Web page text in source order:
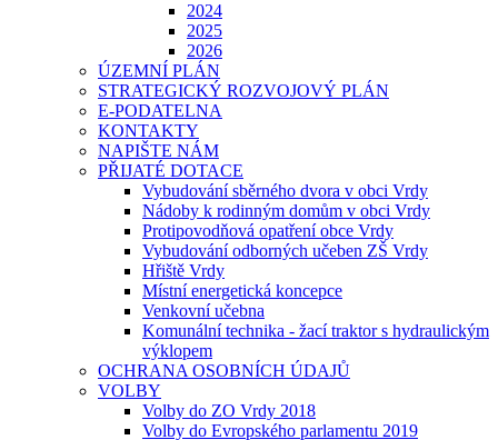
2024
2025
2026
ÚZEMNÍ PLÁN
STRATEGICKÝ ROZVOJOVÝ PLÁN
E-PODATELNA
KONTAKTY
NAPIŠTE NÁM
PŘIJATÉ DOTACE
Vybudování sběrného dvora v obci Vrdy
Nádoby k rodinným domům v obci Vrdy
Protipovodňová opatření obce Vrdy
Vybudování odborných učeben ZŠ Vrdy
Hřiště Vrdy
Místní energetická koncepce
Venkovní učebna
Komunální technika - žací traktor s hydraulickým
výklopem
OCHRANA OSOBNÍCH ÚDAJŮ
VOLBY
Volby do ZO Vrdy 2018
Volby do Evropského parlamentu 2019